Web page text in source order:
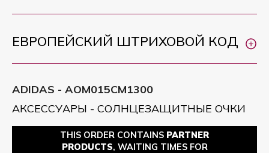
ЕВРОПЕЙСКИЙ ШТРИХОВОЙ КОД
ADIDAS - AOM015CM1300
АКСЕССУАРЫ - СОЛНЦЕЗАЩИТНЫЕ ОЧКИ
THIS ORDER CONTAINS PARTNER
PRODUCTS, WAITING TIMES FOR